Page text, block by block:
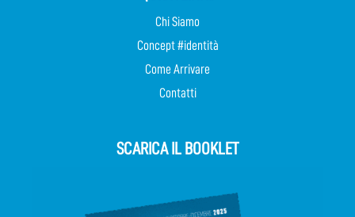
Chi Siamo
Concept #identità
Come Arrivare
Contatti
SCARICA IL BOOKLET